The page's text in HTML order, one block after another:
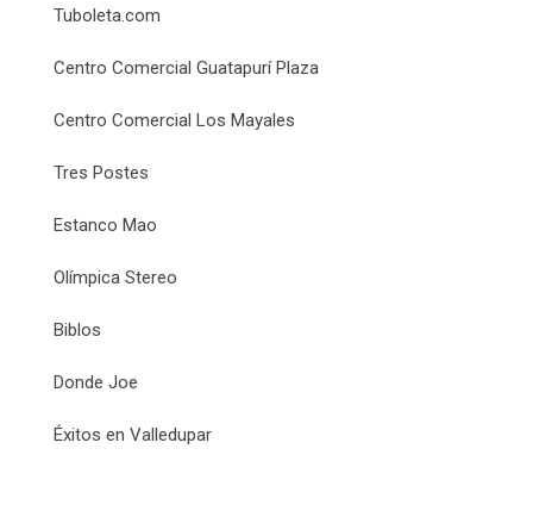
Tuboleta.com
Centro Comercial Guatapurí Plaza
Centro Comercial Los Mayales
Tres Postes
Estanco Mao
Olímpica Stereo
Biblos
Donde Joe
Éxitos en Valledupar